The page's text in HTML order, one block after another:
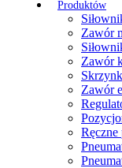
Produktów
Zawór
Zawór
Zawór
Ręczne